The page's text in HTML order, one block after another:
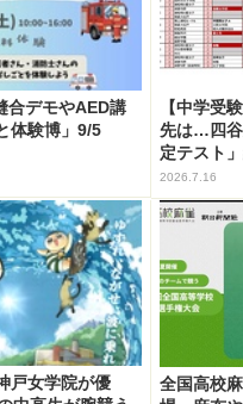
合デモやAED講
体験博」9/5
【中学受
先は…四谷
定テスト
2026.7.16
戸女学院が優
全国高校